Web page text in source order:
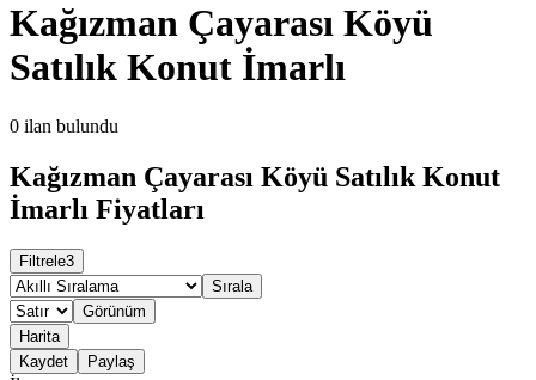
Kağızman Çayarası Köyü
Satılık Konut İmarlı
0 ilan bulundu
Kağızman Çayarası Köyü Satılık Konut
İmarlı Fiyatları
Filtrele3
Sırala
Görünüm
Harita
Kaydet
Paylaş